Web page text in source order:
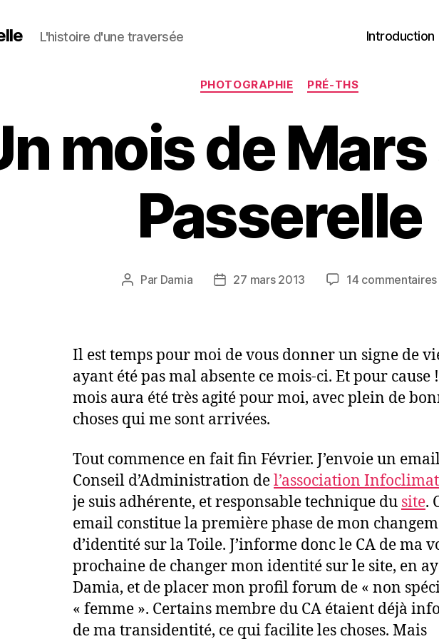
L'histoire d'une traversée Introduction
Catégories
PHOTOGRAPHIE PRÉ-THS
mois de
Passerelle
Auteur
Par Damia
Date27 mars 2013 14 commentaires
Il est temps pour moi de vous donner un signe de
ayant été pas mal absente ce mois-ci. Et pour cause
mois aura été très agité pour moi, avec plein de
choses qui me sont arrivées.
Tout commence en fait fin Février. J’envoie un
Conseil d’Administration del’association Infoclimat
je suis adhérente, et responsable technique du site.
email constitue la première phase de mon
d’identité sur la Toile. J’informe donc le CA de ma
prochaine de changer mon identité sur le site, en
Damia, et de placer mon profil forum de « non
« femme ». Certains membre du CA étaient déjà
de ma transidentité, ce qui facilite les choses. Mais